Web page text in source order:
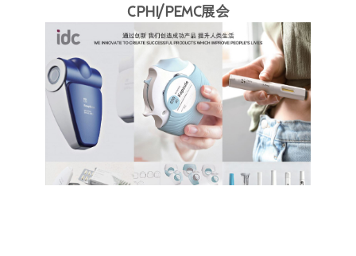
CPHI/PEMC展会